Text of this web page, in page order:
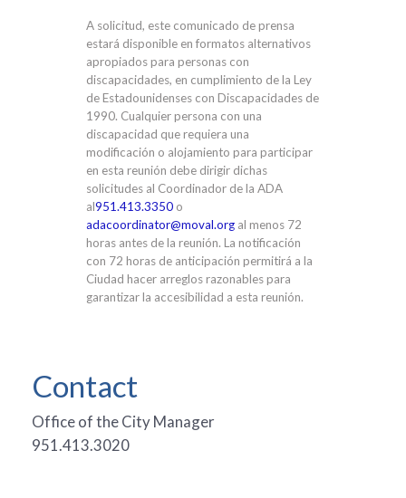
A solicitud, este comunicado de prensa
estará disponible en formatos alternativos
apropiados para personas con
discapacidades, en cumplimiento de la Ley
de Estadounidenses con Discapacidades de
1990. Cualquier persona con una
discapacidad que requiera una
modificación o alojamiento para participar
en esta reunión debe dirigir dichas
solicitudes al Coordinador de la ADA
al951.413.3350 o
adacoordinator@moval.org al menos 72
horas antes de la reunión. La notificación
con 72 horas de anticipación permitirá a la
Ciudad hacer arreglos razonables para
garantizar la accesibilidad a esta reunión.
Contact
Office of the City Manager
951.413.3020